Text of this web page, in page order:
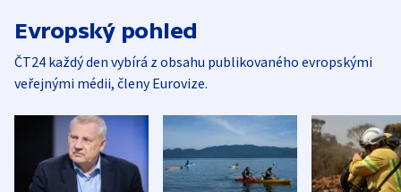
Evropský pohled
ČT24 každý den vybírá z obsahu publikovaného evropskými
veřejnými médii, členy Eurovize.